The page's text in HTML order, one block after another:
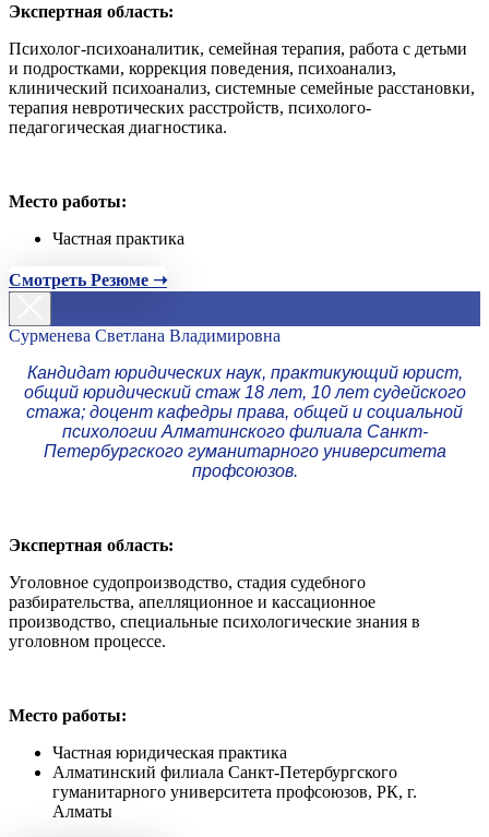
Экспертная область:
Психолог-психоаналитик, семейная терапия, работа с детьми
и подростками, коррекция поведения, психоанализ,
клинический психоанализ, системные семейные расстановки,
терапия невротических расстройств, психолого-
педагогическая диагностика.
Место работы:
Частная практика
Смотреть Резюме ➝
Сурменева Светлана Владимировна
Кандидат юридических наук, практикующий юрист,
общий юридический стаж 18 лет, 10 лет судейского
стажа; доцент кафедры права, общей и социальной
психологии Алматинского филиала Санкт-
Петербургского гуманитарного университета
профсоюзов.
Экспертная область:
Уголовное судопроизводство, стадия судебного
разбирательства, апелляционное и кассационное
производство, специальные психологические знания в
уголовном процессе.
Место работы:
Частная юридическая практика
Алматинский филиала Санкт-Петербургского
гуманитарного университета профсоюзов, РК, г.
Алматы